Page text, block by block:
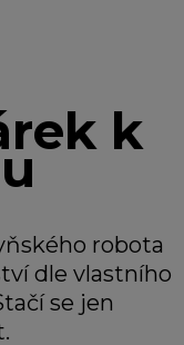
k
robota
dle vlastního
se jen